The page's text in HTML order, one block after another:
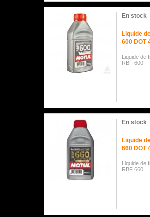
En stock
Liquide
600 DOT
Liquide de
RBF 600
En stock
Liquide
660 DOT
Liquide de
RBF 660